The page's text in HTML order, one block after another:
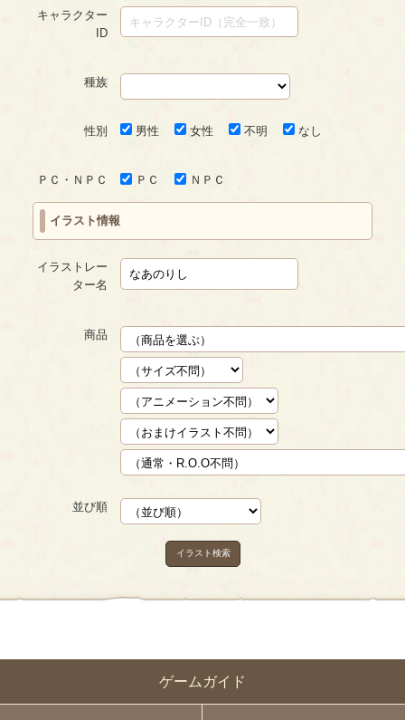
ゲームガイド
キャラクター
ID
種族
性別 男性 女性 不明 なし
ＰＣ・ＮＰＣ ＰＣ ＮＰＣ
イラスト情報
イラストレー
ター名
商品
並び順
イラスト検索